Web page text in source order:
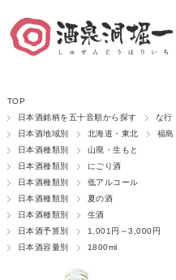
TOP
日本酒銘柄を五十音順から探す
な行
日本酒地域別
北海道・東北
福島
日本酒種類別
山廃・生もと
日本酒種類別
にごり酒
日本酒種類別
低アルコール
日本酒種類別
夏の酒
日本酒種類別
生酒
日本酒予算別
1,001円～3,000円
日本酒容量別
1800ml